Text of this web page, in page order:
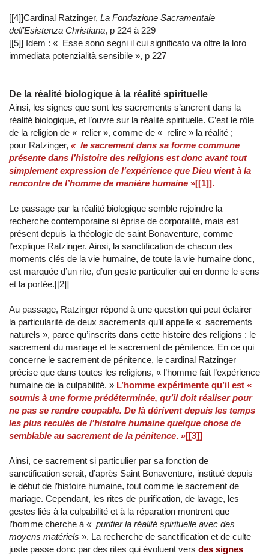
[[4]]Cardinal Ratzinger, La Fondazione Sacramentale
dell’Esistenza Christiana, p 224 à 229
[[5]] Idem : « Esse sono segni il cui significato va oltre la loro
immediata potenzialità sensibile », p 227
De la réalité biologique à la réalité spirituelle
Ainsi, les signes que sont les sacrements s’ancrent dans la
réalité biologique, et l’ouvre sur la réalité spirituelle. C’est le rôle
de la religion de « relier », comme de « relire » la réalité ;
pour Ratzinger, « le sacrement dans sa forme commune
présente dans l’histoire des religions est donc avant tout
simplement expression de l’expérience que Dieu vient à la
rencontre de l’homme de manière humaine »[[1]].
Le passage par la réalité biologique semble rejoindre la
recherche contemporaine si éprise de corporalité, mais est
présent depuis la théologie de saint Bonaventure, comme
l’explique Ratzinger. Ainsi, la sanctification de chacun des
moments clés de la vie humaine, de toute la vie humaine donc,
est marquée d’un rite, d’un geste particulier qui en donne le sens
et la portée.[[2]]
Au passage, Ratzinger répond à une question qui peut éclairer
la particularité de deux sacrements qu’il appelle « sacrements
naturels », parce qu’inscrits dans cette histoire des religions : le
sacrement du mariage et le sacrement de pénitence. En ce qui
concerne le sacrement de pénitence, le cardinal Ratzinger
précise que dans toutes les religions, « l’homme fait l’expérience
humaine de la culpabilité. » L’homme expérimente qu’il est «
soumis à une forme prédéterminée, qu’il doit réaliser pour
ne pas se rendre coupable. De là dérivent depuis les temps
les plus reculés de l’histoire humaine quelque chose de
semblable au sacrement de la pénitence. »[[3]]
Ainsi, ce sacrement si particulier par sa fonction de
sanctification serait, d’après Saint Bonaventure, institué depuis
le début de l’histoire humaine, tout comme le sacrement de
mariage. Cependant, les rites de purification, de lavage, les
gestes liés à la culpabilité et à la réparation montrent que
l’homme cherche à « purifier la réalité spirituelle avec des
moyens matériels ». La recherche de sanctification et de culte
juste passe donc par des rites qui évoluent vers des signes